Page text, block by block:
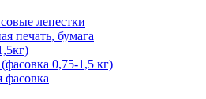
лепестки
печать, бумага
0,75-1,5 кг)
фасовка